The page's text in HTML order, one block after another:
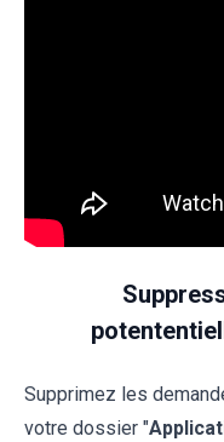
Supprimez les
votre dossier "